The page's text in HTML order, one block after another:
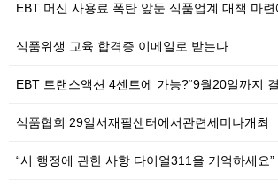
EBT 머신 사용료 폭탄 앞둔 식품업계 대책 마련에
식품위생 교육 합격증 이메일로 받는다
EBT 트랜스액션 4센트에 가능?“9월20일까지 결정
식품협회 29일서재필센터에서관련세미나개최
“시 행정에 관한 사항 다이얼311을 기억하세요”